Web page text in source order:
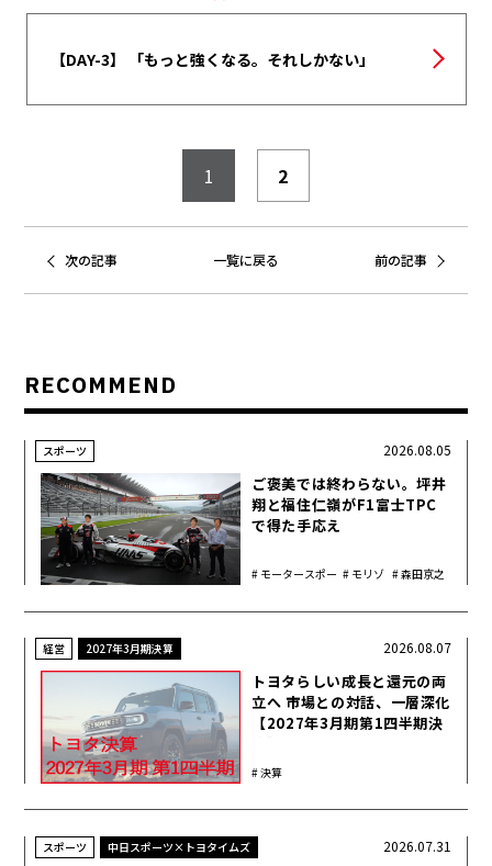
【DAY-3】 「もっと強くなる。それしかない」
1 2
次の記事 一覧に戻る 前の記事
RECOMMEND
スポーツ
ご褒美では終わらない。坪井
翔と福住仁嶺がF1富士TPC
で得た手応え
モータースポー
モリゾ
森田京之
2026.08.05
経営 2027年3月期決算
トヨタらしい成長と還元の両
立へ 市場との対話、一層深化
【2027年3月期第1四半期決
決算
2026.08.07
スポーツ 中日スポーツ×トヨタイムズ 2026.07.31